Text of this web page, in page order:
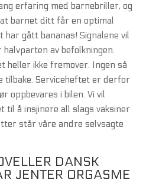
erfaring med barnebriller, og
at barnet ditt får en optimal
har gått bananas! Signalene vil
halvparten av befolkningen.
heller ikke fremover. Ingen så
tilbake. Serviceheftet er derfor
oppbevares i bilen. Vi vil
til å insjinere all slags vaksiner
står våre andre selvsagte
DANSK
JENTER ORGASME